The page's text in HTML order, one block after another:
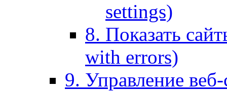
settings)
8. Показать
with errors)
9. Управление